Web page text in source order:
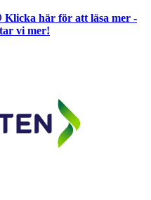
Klicka här för att läsa mer -
vi mer!